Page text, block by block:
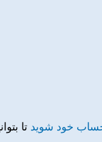
خود شوید تا